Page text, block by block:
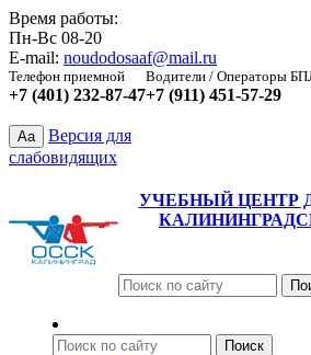
Время работы:
Пн-Вс 08-20
E-mail: noudodosaaf@mail.ru
Телефон приемной
+7 (401) 232-87-47
Водители / Операторы
+7 (911) 451-57-29
Aa
Версия для
слабовидящих
УЧЕБНЫЙ ЦЕНТР